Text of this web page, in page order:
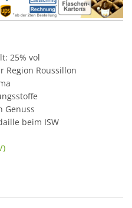
25% vol
Region Roussillon
Genuss
beim ISW